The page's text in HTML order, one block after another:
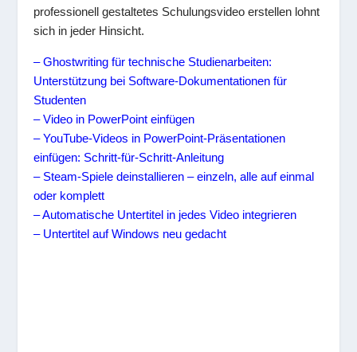
professionell gestaltetes Schulungsvideo erstellen lohnt
sich in jeder Hinsicht.
– Ghostwriting für technische Studienarbeiten:
Unterstützung bei Software-Dokumentationen für
Studenten
– Video in PowerPoint einfügen
– YouTube-Videos in PowerPoint-Präsentationen
einfügen: Schritt-für-Schritt-Anleitung
– Steam-Spiele deinstallieren – einzeln, alle auf einmal
oder komplett
– Automatische Untertitel in jedes Video integrieren
– Untertitel auf Windows neu gedacht